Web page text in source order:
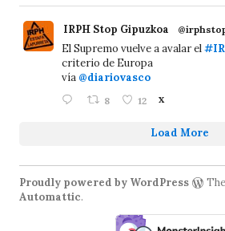
IRPH Stop Gipuzkoa
El Supremo vuelve a avalar el
criterio de Europa
vía @diariovasco
8 12 X
Load More
Proudly powered by WordPress
Automattic.